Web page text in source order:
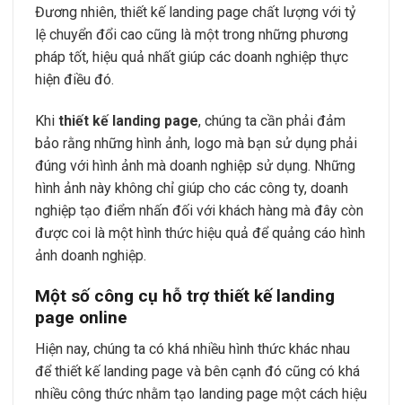
Đương nhiên, thiết kế landing page chất lượng với tỷ
lệ chuyển đổi cao cũng là một trong những phương
pháp tốt, hiệu quả nhất giúp các doanh nghiệp thực
hiện điều đó.
Khi thiết kế landing page, chúng ta cần phải đảm
bảo rằng những hình ảnh, logo mà bạn sử dụng phải
đúng với hình ảnh mà doanh nghiệp sử dụng. Những
hình ảnh này không chỉ giúp cho các công ty, doanh
nghiệp tạo điểm nhấn đối với khách hàng mà đây còn
được coi là một hình thức hiệu quả để quảng cáo hình
ảnh doanh nghiệp.
Một số công cụ hỗ trợ thiết kế landing
page online
Hiện nay, chúng ta có khá nhiều hình thức khác nhau
để thiết kế landing page và bên cạnh đó cũng có khá
nhiều công thức nhằm tạo landing page một cách hiệu